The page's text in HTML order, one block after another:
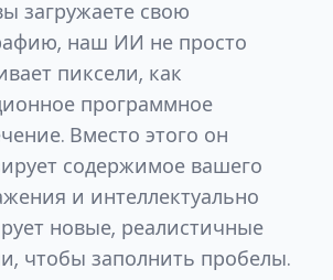
загружаете свою
наш ИИ не просто
пиксели, как
программное
Вместо этого он
содержимое вашего
и интеллектуально
новые, реалистичные
чтобы заполнить пробелы.